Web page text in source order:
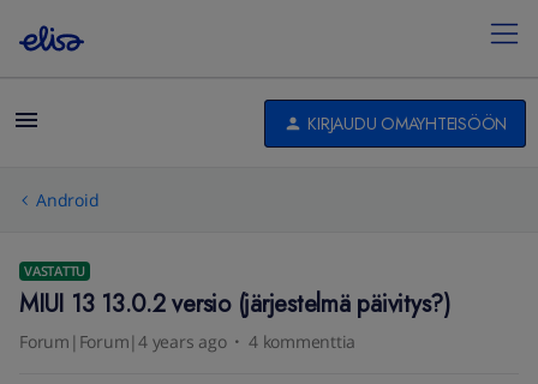
KIRJAUDU OMAYHTEISÖÖN
Android
VASTATTU
MIUI 13 13.0.2 versio (järjestelmä päivitys?)
Forum|Forum|4 years ago 4 kommenttia